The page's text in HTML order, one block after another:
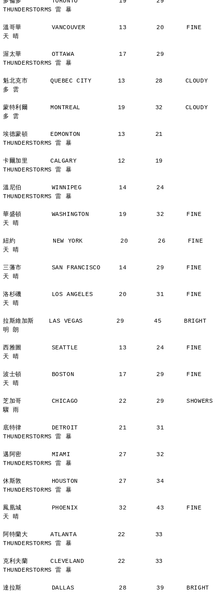
THUNDERSTORMS 雷 暴
溫哥華        VANCOUVER         13        20      FINE
天 晴
渥太華        OTTAWA            17        29
THUNDERSTORMS 雷 暴
魁北克市      QUEBEC CITY       13        28      CLOUDY
多 雲
蒙特利爾      MONTREAL          19        32      CLOUDY
多 雲
埃德蒙頓      EDMONTON          13        21
THUNDERSTORMS 雷 暴
卡爾加里      CALGARY           12        19
THUNDERSTORMS 雷 暴
溫尼伯        WINNIPEG          14        24
THUNDERSTORMS 雷 暴
華盛頓        WASHINGTON        19        32      FINE
天 晴
紐約          NEW YORK          20        26      FINE
天 晴
三藩市        SAN FRANCISCO     14        29      FINE
天 晴
洛杉磯        LOS ANGELES       20        31      FINE
天 晴
拉斯維加斯    LAS VEGAS         29        45      BRIGHT
明 朗
西雅圖        SEATTLE           13        24      FINE
天 晴
波士頓        BOSTON            17        29      FINE
天 晴
芝加哥        CHICAGO           22        29      SHOWERS
驟 雨
底特律        DETROIT           21        31
THUNDERSTORMS 雷 暴
邁阿密        MIAMI             27        32
THUNDERSTORMS 雷 暴
休斯敦        HOUSTON           27        34
THUNDERSTORMS 雷 暴
鳳凰城        PHOENIX           32        43      FINE
天 晴
阿特蘭大      ATLANTA           22        33
THUNDERSTORMS 雷 暴
克利夫蘭      CLEVELAND         22        33
THUNDERSTORMS 雷 暴
達拉斯        DALLAS            28        39      BRIGHT